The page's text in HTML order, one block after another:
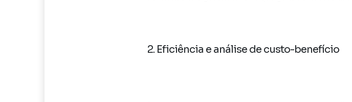
2. Eficiência e análise de custo-benefício